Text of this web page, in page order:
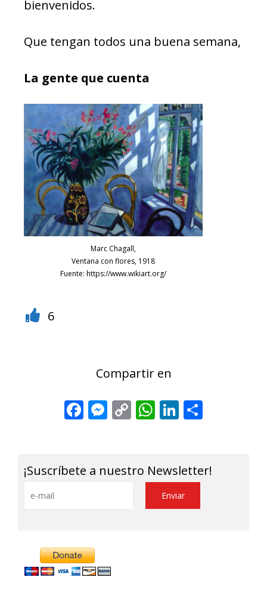
bienvenidos.
Que tengan todos una buena semana,
La gente que cuenta
Marc Chagall,
Ventana con flores, 1918
Fuente: https://www.wikiart.org/
6
Compartir en
Facebook
Messenger
CopyWhatsApp
LinkedIn
¡Suscríbete a nuestro Newsletter!